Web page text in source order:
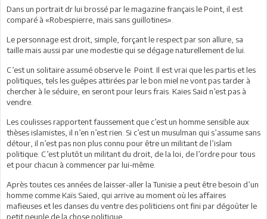
Dans un portrait dr lui brossé par le magazine français le Point, il est
comparé à «Robespierre, mais sans guillotines».
Le personnage est droit, simple, forçant le respect par son allure, sa
taille mais aussi par une modestie qui se dégage naturellement de lui.
C’est un solitaire assumé observe le Point. Il est vrai que les partis et les
politiques, tels les guêpes attirées par le bon miel ne vont pas tarder à
chercher à le séduire, en seront pour leurs frais. Kaies Said n’est pas à
vendre.
Les coulisses rapportent faussement que c’est un homme sensible aux
thèses islamistes, il n’en n’est rien. Si c’est un musulman qui s’assume sans
détour, il n’est pas non plus connu pour être un militant de l’islam
politique. C’est plutôt un militant du droit, de la loi, de l’ordre pour tous
et pour chacun à commencer par lui-même.
Après toutes ces années de laisser-aller la Tunisie a peut être besoin d’un
homme comme Kaïs Saied, qui arrive au moment où les affaires
mafieuses et les danses du ventre des politiciens ont fini par dégoûter le
petit peuple de la chose politique.